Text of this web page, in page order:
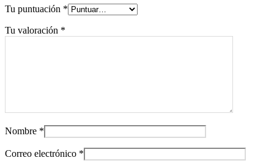
Tu puntuación *
Tu valoración *
Nombre *
Correo electrónico *